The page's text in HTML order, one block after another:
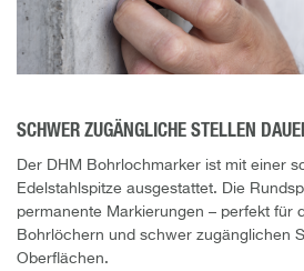
SCHWER ZUGÄNGLICHE STELLEN
Der DHM Bohrlochmarker ist mit einer
Edelstahlspitze ausgestattet. Die
permanente Markierungen – perfekt für
Bohrlöchern und schwer zugänglichen
Oberflächen.